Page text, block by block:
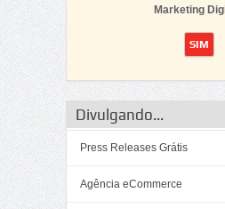
Marketing
Divulgando...
Press Releases Grátis
Agência eCommerce